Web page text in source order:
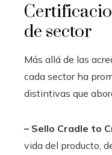
de sector
Más allá de las
cada sector ha
distintivas que
– Sello Cradle to
vida del producto,